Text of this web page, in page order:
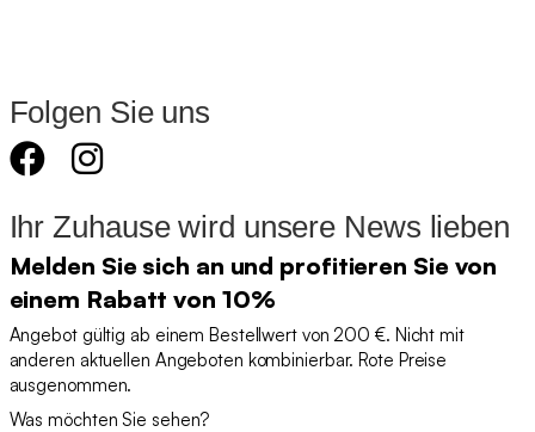
Folgen Sie uns
Ihr Zuhause wird unsere News lieben
Melden Sie sich an und profitieren Sie von
einem Rabatt von 10%
Angebot gültig ab einem Bestellwert von 200 €. Nicht mit
anderen aktuellen Angeboten kombinierbar. Rote Preise
ausgenommen.
Was möchten Sie sehen?